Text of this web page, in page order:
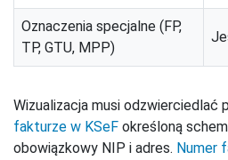
Oznaczenia specjalne (FP,
TP, GTU, MPP)
Wizualizacja musi odzwierciedlać
fakturze w KSeF określoną
obowiązkowy NIP i adres. Numer